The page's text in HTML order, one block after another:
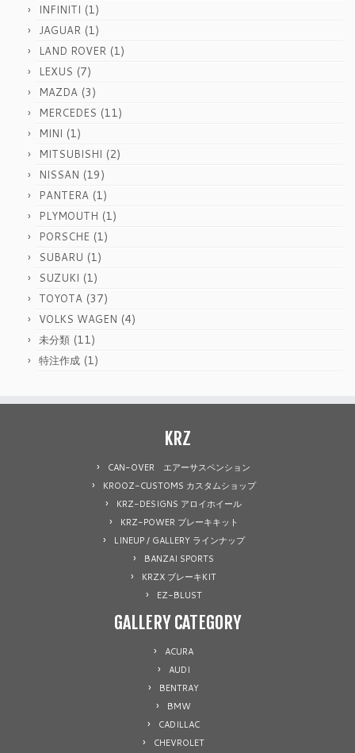
INFINITI (1)
JAGUAR (1)
LAND ROVER (1)
LEXUS (7)
MAZDA (3)
MERCEDES (11)
MINI (1)
MITSUBISHI (2)
NISSAN (19)
PANTERA (1)
PLYMOUTH (1)
PORSCHE (1)
SUBARU (1)
SUZUKI (1)
TOYOTA (37)
VOLKS WAGEN (4)
未分類 (11)
特注作成 (1)
KRZ
CAN-OVER エアーサスペンション
KROOZ-CUSTOMS カスタムショップ
KRZ-DESIGNS アロイホイール
KRZ-POWER ブレーキキット
LINEUP / GALLERY ラインナップ
BANZAI SPORTS
KRZX ブレーキKIT
EZ-BLUST
GALLERY CATEGORY
ACURA
AUDI
BENTRAY
BMW
CADILLAC
CHEVROLET